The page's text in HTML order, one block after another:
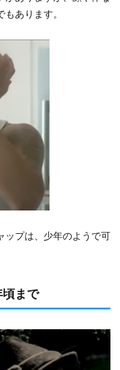
あります。
ップは、少年のようで可
まで